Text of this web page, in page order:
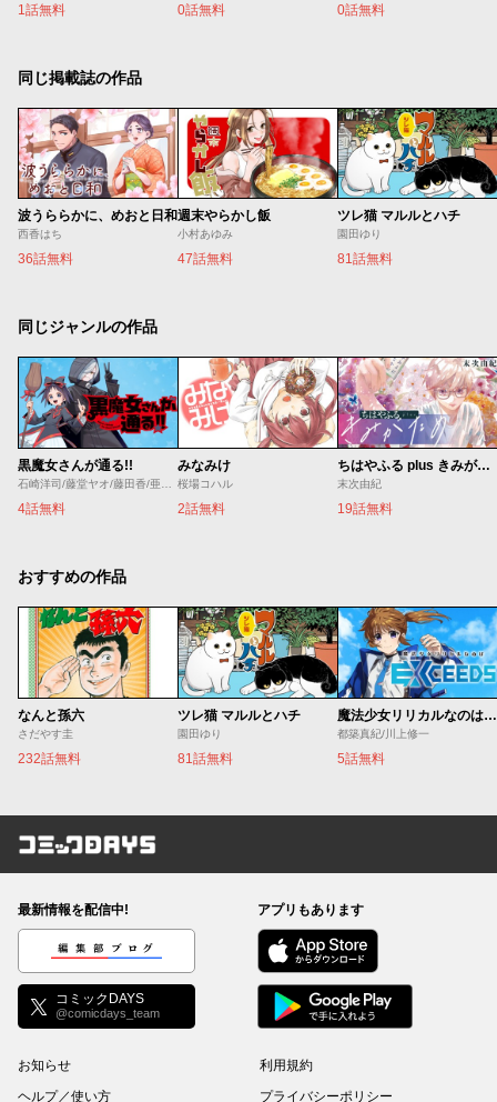
1話無料 0話無料 0話無料
同じ掲載誌の作品
波うららかに、めおと日和
西香はち
36話無料
週末やらかし飯
小村あゆみ
47話無料
ツレ猫 マルルとハチ
園田ゆり
81話無料
同じジャンルの作品
黒魔女さんが通る!!
石崎洋司/藤堂ヤオ/藤田香/亜沙美
4話無料
みなみけ
桜場コハル
2話無料
ちはやふる plus きみがため
末次由紀
19話無料
おすすめの作品
なんと孫六
さだやす圭
232話無料
ツレ猫 マルルとハチ
園田ゆり
81話無料
魔法少女リリカルなのは EXCEEDS
都築真紀/川上修一
5話無料
コミックDAYS
最新情報を配信中!
編集部ブログ
コミックDAYS
@comicdays_team
アプリもあります
お知らせ
ヘルプ／使い方
利用規約
プライバシーポリシー